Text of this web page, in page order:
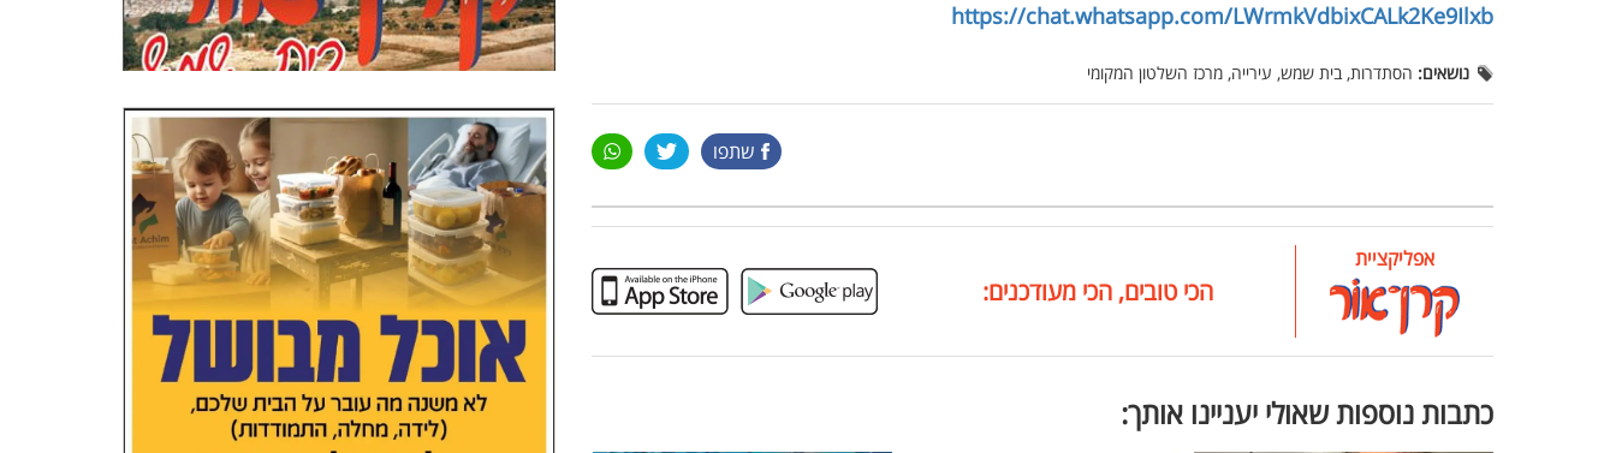
https://chat.whatsapp.com/LWrmkVdbixCALk2Ke9Ilxb
נושאים: הסתדרות, בית שמש, עירייה, מרכז השלטון המקומי
שתפו
אפליקציית
הכי טובים, הכי מעודכנים:
כתבות נוספות שאולי יעניינו אותך: